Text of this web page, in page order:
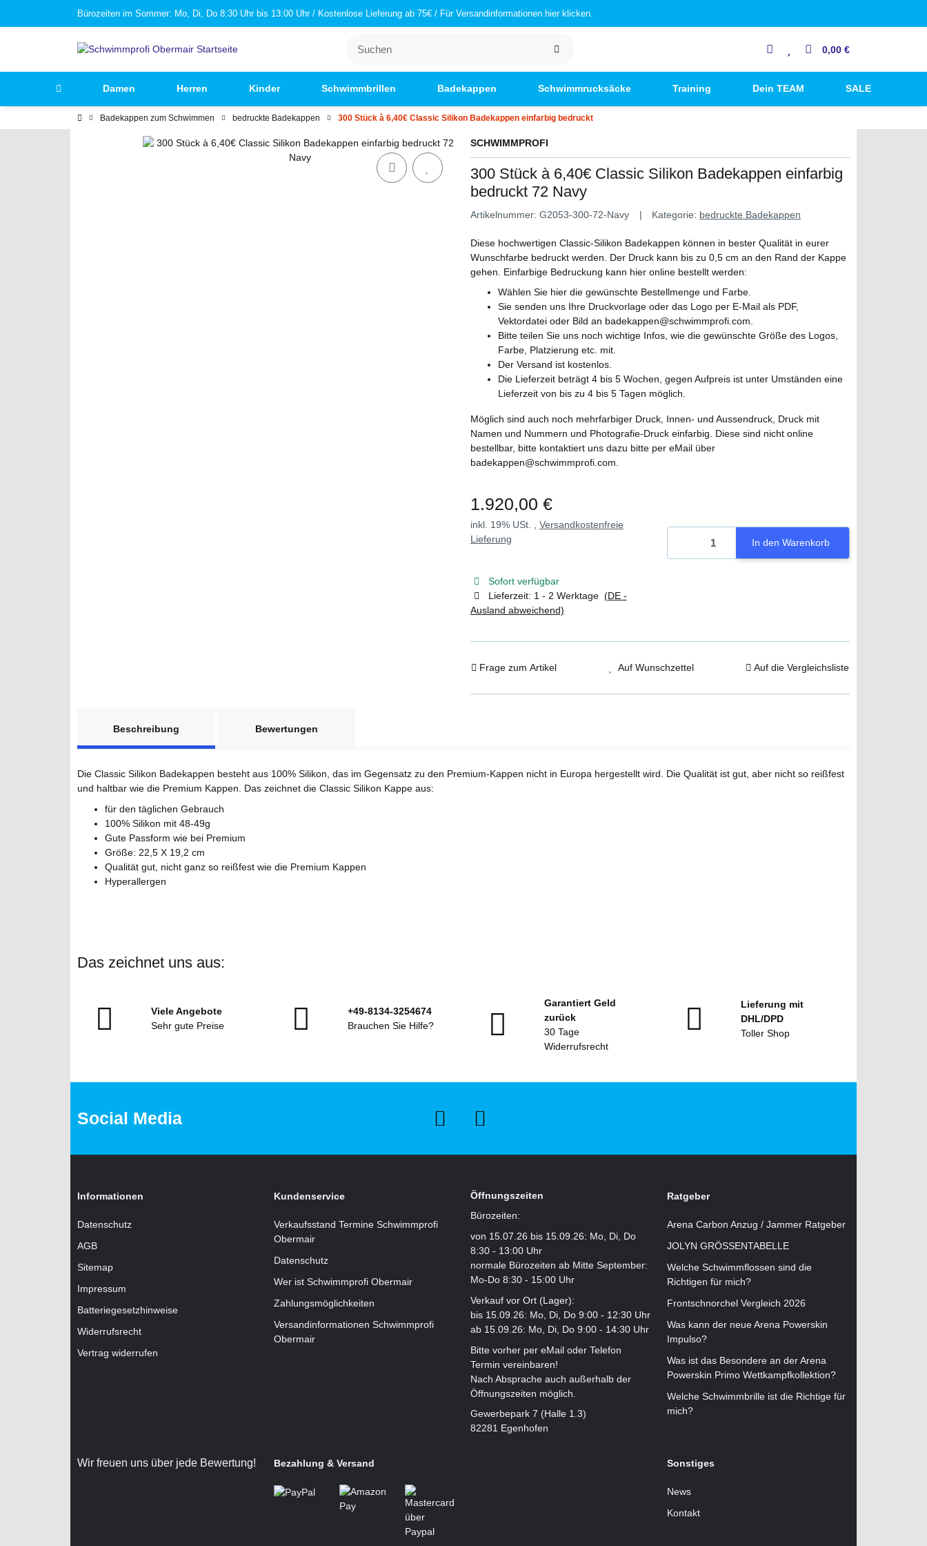
Bürozeiten im Sommer: Mo, Di, Do 8:30 Uhr bis 13:00 Uhr / Kostenlose Lieferung ab 75€ / Für Versandinformationen hier klicken.
0,00 €
Damen Herren Kinder Schwimmbrillen Badekappen Schwimmrucksäcke Training Dein TEAM SALE
Badekappen zum Schwimmen bedruckte Badekappen 300 Stück à 6,40€ Classic Silikon Badekappen einfarbig bedruckt
SCHWIMMPROFI
300 Stück à 6,40€ Classic Silikon Badekappen einfarbig
bedruckt 72 Navy
Artikelnummer: G2053-300-72-Navy Kategorie: bedruckte Badekappen
Diese hochwertigen Classic-Silikon Badekappen können in bester Qualität in eurer
Wunschfarbe bedruckt werden. Der Druck kann bis zu 0,5 cm an den Rand der Kappe
gehen. Einfarbige Bedruckung kann hier online bestellt werden:
Wählen Sie hier die gewünschte Bestellmenge und Farbe.
Sie senden uns Ihre Druckvorlage oder das Logo per E-Mail als PDF,
Vektordatei oder Bild an badekappen@schwimmprofi.com.
Bitte teilen Sie uns noch wichtige Infos, wie die gewünschte Größe des Logos,
Farbe, Platzierung etc. mit.
Der Versand ist kostenlos.
Die Lieferzeit beträgt 4 bis 5 Wochen, gegen Aufpreis ist unter Umständen eine
Lieferzeit von bis zu 4 bis 5 Tagen möglich.
Möglich sind auch noch mehrfarbiger Druck, Innen- und Aussendruck, Druck mit
Namen und Nummern und Photografie-Druck einfarbig. Diese sind nicht online
bestellbar, bitte kontaktiert uns dazu bitte per eMail über
badekappen@schwimmprofi.com.
1.920,00 €
inkl. 19% USt. , Versandkostenfreie
Lieferung
Sofort verfügbar
Lieferzeit: 1 - 2 Werktage (DE -
Ausland abweichend)
In den Warenkorb
Frage zum Artikel Auf Wunschzettel Auf die Vergleichsliste
Beschreibung
Bewertungen
Die Classic Silikon Badekappen besteht aus 100% Silikon, das im Gegensatz zu den Premium-Kappen nicht in Europa hergestellt wird. Die Qualität ist gut, aber nicht so reißfest
und haltbar wie die Premium Kappen. Das zeichnet die Classic Silikon Kappe aus:
für den täglichen Gebrauch
100% Silikon mit 48-49g
Gute Passform wie bei Premium
Größe: 22,5 X 19,2 cm
Qualität gut, nicht ganz so reißfest wie die Premium Kappen
Hyperallergen
Das zeichnet uns aus:
Viele Angebote
Sehr gute Preise
+49-8134-3254674
Brauchen Sie Hilfe?
Garantiert Geld
zurück
30 Tage
Widerrufsrecht
Lieferung mit
DHL/DPD
Toller Shop
Social Media
Informationen
Datenschutz
AGB
Sitemap
Impressum
Batteriegesetzhinweise
Widerrufsrecht
Vertrag widerrufen
Kundenservice
Verkaufsstand Termine Schwimmprofi
Obermair
Datenschutz
Wer ist Schwimmprofi Obermair
Zahlungsmöglichkeiten
Versandinformationen Schwimmprofi
Obermair
Öffnungszeiten
Bürozeiten:
von 15.07.26 bis 15.09.26: Mo, Di, Do
8:30 - 13:00 Uhr
normale Bürozeiten ab Mitte September:
Mo-Do 8:30 - 15:00 Uhr
Verkauf vor Ort (Lager):
bis 15.09.26: Mo, Di, Do 9:00 - 12:30 Uhr
ab 15.09.26: Mo, Di, Do 9:00 - 14:30 Uhr
Bitte vorher per eMail oder Telefon
Termin vereinbaren!
Nach Absprache auch außerhalb der
Öffnungszeiten möglich.
Gewerbepark 7 (Halle 1.3)
82281 Egenhofen
Ratgeber
Arena Carbon Anzug / Jammer Ratgeber
JOLYN GRÖSSENTABELLE
Welche Schwimmflossen sind die
Richtigen für mich?
Frontschnorchel Vergleich 2026
Was kann der neue Arena Powerskin
Impulso?
Was ist das Besondere an der Arena
Powerskin Primo Wettkampfkollektion?
Welche Schwimmbrille ist die Richtige für
mich?
Wir freuen uns über jede Bewertung! Bezahlung & Versand Sonstiges
News
Kontakt